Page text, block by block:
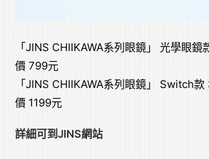
「JINS CHIIKAWA系列眼鏡」 光學眼
價 799元
「JINS CHIIKAWA系列眼鏡」 Switch
價 1199元
詳細可到JINS網站